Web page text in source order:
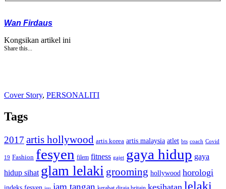
Wan Firdaus
Kongsikan artikel ini
Share this...
Cover Story, PERSONALITI
Tags
2017 artis hollywood artis korea artis malaysia atlet bts coach Covid
19 Fashion fesyen filem fitness gajet gaya hidup gaya
hidup sihat glam lelaki grooming hollywood horologi
jam tangan kesihatan lelaki